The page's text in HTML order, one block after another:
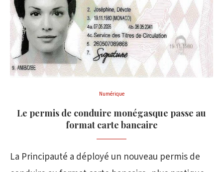
Numérique
Le permis de conduire monégasque passe au
format carte bancaire
La Principauté a déployé un nouveau permis de